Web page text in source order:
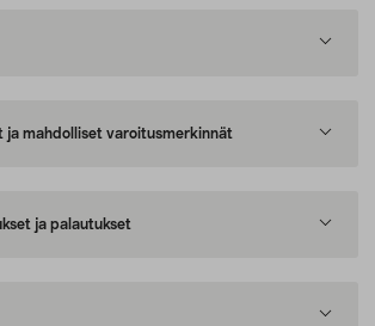
ja mahdolliset varoitusmerkinnät
ja palautukset